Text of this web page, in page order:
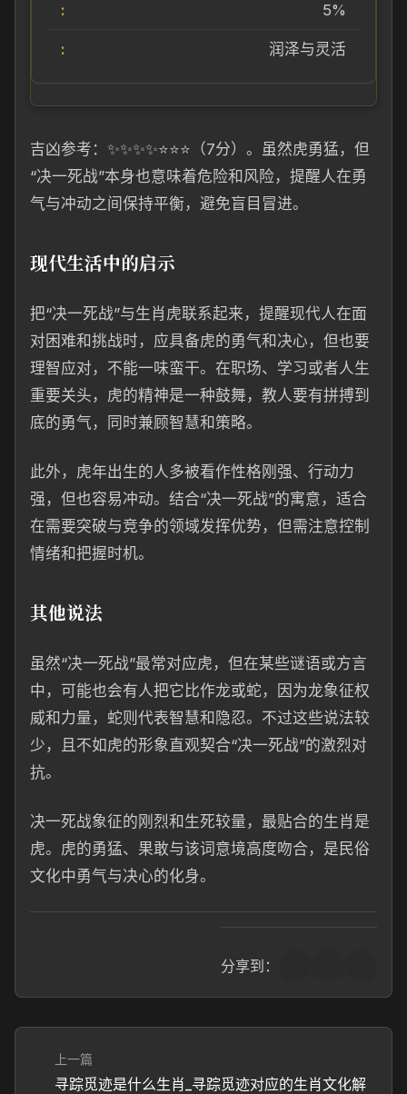
5%
润泽与灵活
吉凶参考：✨✨✨✨⭐️⭐️⭐️（7分）。虽然虎勇猛，但
“决一死战”本身也意味着危险和风险，提醒人在勇
气与冲动之间保持平衡，避免盲目冒进。
现代生活中的启示
把“决一死战”与生肖虎联系起来，提醒现代人在面
对困难和挑战时，应具备虎的勇气和决心，但也要
理智应对，不能一味蛮干。在职场、学习或者人生
重要关头，虎的精神是一种鼓舞，教人要有拼搏到
底的勇气，同时兼顾智慧和策略。
此外，虎年出生的人多被看作性格刚强、行动力
强，但也容易冲动。结合“决一死战”的寓意，适合
在需要突破与竞争的领域发挥优势，但需注意控制
情绪和把握时机。
其他说法
虽然“决一死战”最常对应虎，但在某些谜语或方言
中，可能也会有人把它比作龙或蛇，因为龙象征权
威和力量，蛇则代表智慧和隐忍。不过这些说法较
少，且不如虎的形象直观契合“决一死战”的激烈对
抗。
决一死战象征的刚烈和生死较量，最贴合的生肖是
虎。虎的勇猛、果敢与该词意境高度吻合，是民俗
文化中勇气与决心的化身。
分享到：
上一篇
寻踪觅迹是什么生肖_寻踪觅迹对应的生肖文化解